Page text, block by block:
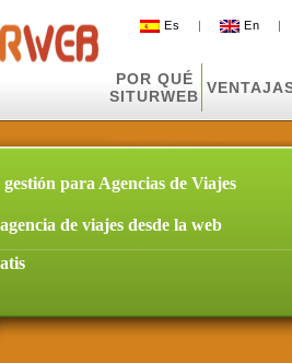
Es | En
POR QUÉ
SITURWEB
para Agencias de Viajes
de viajes desde la web